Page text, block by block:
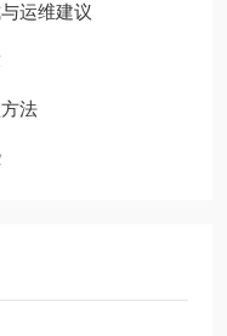
运维建议
法